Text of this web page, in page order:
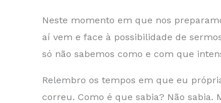
Neste momento em que nos
aí vem e face à possibilidade de
só não sabemos como e com que
Relembro os tempos em que eu
correu. Como é que sabia? Não